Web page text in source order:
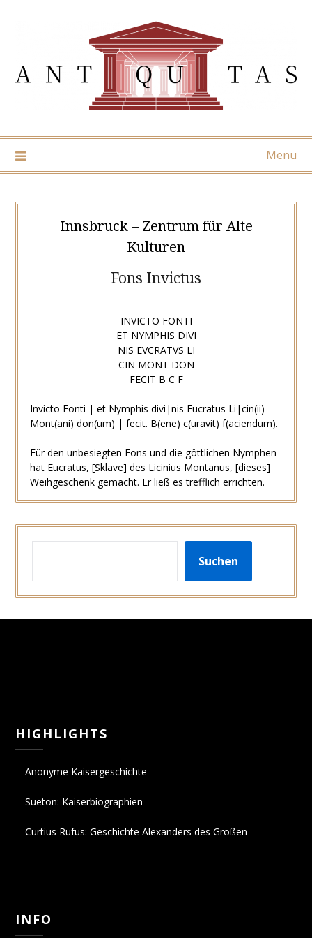
Menu
Innsbruck – Zentrum für Alte
Kulturen
Fons Invictus
INVICTO FONTI
ET NYMPHIS DIVI
NIS EVCRATVS LI
CIN MONT DON
FECIT B C F
Invicto Fonti | et Nymphis divi|nis Eucratus Li|cin(ii)
Mont(ani) don(um) | fecit. B(ene) c(uravit) f(aciendum).
Für den unbesiegten Fons und die göttlichen Nymphen
hat Eucratus, [Sklave] des Licinius Montanus, [dieses]
Weihgeschenk gemacht. Er ließ es trefflich errichten.
Suchen
HIGHLIGHTS
Anonyme Kaisergeschichte
Sueton: Kaiserbiographien
Curtius Rufus: Geschichte Alexanders des Großen
INFO